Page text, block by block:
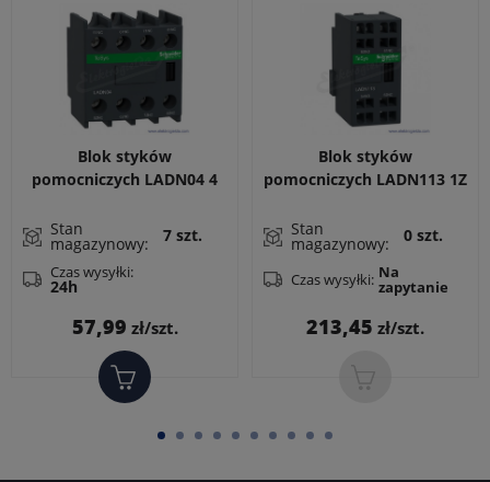
Blok styków
pomocniczych LADN04 4
Stan
magazynowy: 7 szt.
Czas wysyłki:
24h
57,99 zł/szt.
Blok styków
pomocniczych LADN113 1Z
do LC1D, LC1F, CAD
Stan
magazynowy: 0 szt.
Czas wysyłki: Na
zapytanie
Cena
213,45 zł/szt.